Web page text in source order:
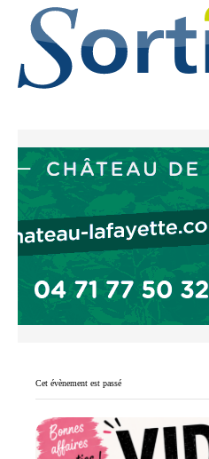
Cet évènement est passé